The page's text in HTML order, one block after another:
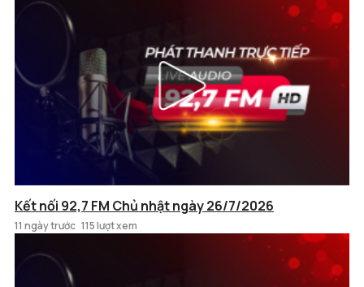
Kết nối 92,7 FM Chủ nhật ngày 26/7/2026
11 ngày trước 115 lượt xem